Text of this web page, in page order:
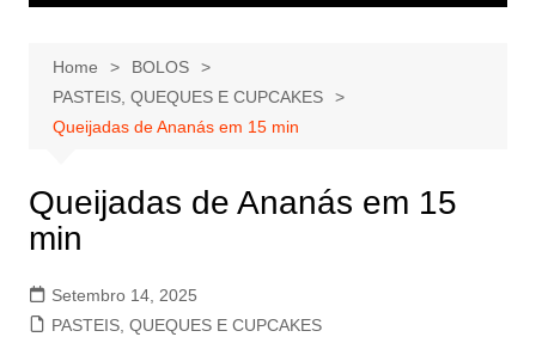
Home
BOLOS
PASTEIS, QUEQUES E CUPCAKES
Queijadas de Ananás em 15 min
Queijadas de Ananás em 15
min
Setembro 14, 2025
PASTEIS, QUEQUES E CUPCAKES